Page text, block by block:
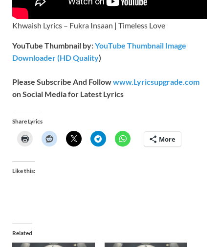
Khwaish Lyrics – Fukra Insaan | Timeless Love
YouTube Thumbnail by:YouTube Thumbnail Image
Downloader (HD Quality)
Please Subscribe And Followwww.Lyricsupgrade.com
on Social Media for Latest Lyrics
Share Lyrics
More
Like this:
Related